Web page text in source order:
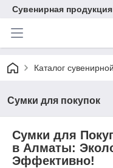
Сувенирная
Каталог
Сумки для покупок
Сумки для
в Алматы:
Эффективно!